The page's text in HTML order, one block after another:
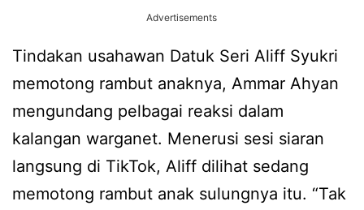
Advertisements
Tindakan usahawan Datuk Seri Aliff Syukri
memotong rambut anaknya, Ammar Ahyan
mengundang pelbagai reaksi dalam
kalangan warganet. Menerusi sesi siaran
langsung di TikTok, Aliff dilihat sedang
memotong rambut anak sulungnya itu. “Tak